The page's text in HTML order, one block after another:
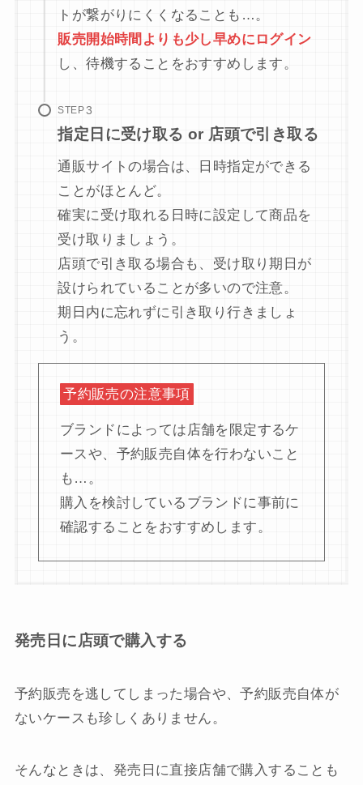
トが繋がりにくくなることも…。
販売開始時間よりも少し早めにログイン
し、待機することをおすすめします。
STEP
指定日に受け取る or 店頭で引き取る
通販サイトの場合は、日時指定ができる
ことがほとんど。
確実に受け取れる日時に設定して商品を
受け取りましょう。
店頭で引き取る場合も、受け取り期日が
設けられていることが多いので注意。
期日内に忘れずに引き取り行きましょ
う。
予約販売の注意事項
ブランドによっては店舗を限定するケ
ースや、予約販売自体を行わないこと
も…。
購入を検討しているブランドに事前に
確認することをおすすめします。
発売日に店頭で購入する
予約販売を逃してしまった場合や、予約販売自体が
ないケースも珍しくありません。
そんなときは、発売日に直接店舗で購入することも